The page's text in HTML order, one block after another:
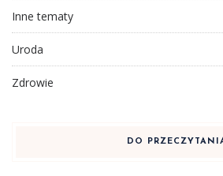
Inne tematy
Uroda
Zdrowie
DO